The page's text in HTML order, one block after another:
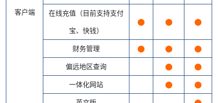
客户端
在线充值（目前支持支付
宝、快钱）
财务管理
偏远地区查询
一体化网站